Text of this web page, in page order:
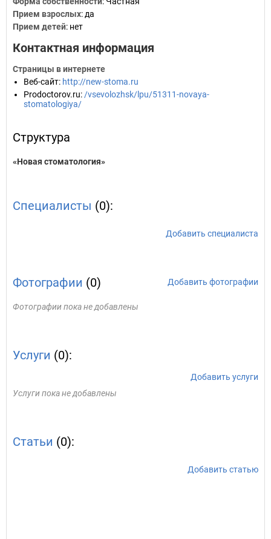
Прием взрослых: да
Прием детей: нет
Контактная информация
Страницы в интернете
Веб-сайт: http://new-stoma.ru
Prodoctorov.ru: /vsevolozhsk/lpu/51311-novaya-
stomatologiya/
Структура
«Новая стоматология»
Специалисты (0):
Добавить специалиста
Фотографии (0) Добавить фотографии
Фотографии пока не добавлены
Услуги (0):
Добавить услуги
Услуги пока не добавлены
Статьи (0):
Добавить статью